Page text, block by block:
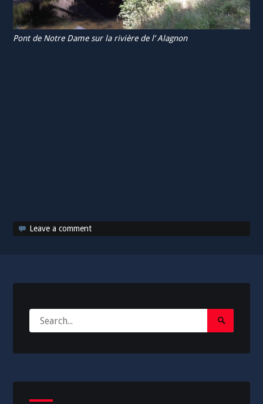
Pont de Notre Dame sur la rivière de l’ Alagnon
Leave a comment
for:
Search